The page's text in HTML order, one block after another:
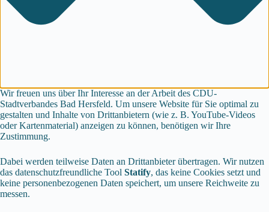
Wir freuen uns über Ihr Interesse an der Arbeit des CDU-
Stadtverbandes Bad Hersfeld. Um unsere Website für Sie optimal zu
gestalten und Inhalte von Drittanbietern (wie z. B. YouTube-Videos
oder Kartenmaterial) anzeigen zu können, benötigen wir Ihre
Zustimmung.
Dabei werden teilweise Daten an Drittanbieter übertragen. Wir nutzen
das datenschutzfreundliche Tool Statify, das keine Cookies setzt und
keine personenbezogenen Daten speichert, um unsere Reichweite zu
messen.